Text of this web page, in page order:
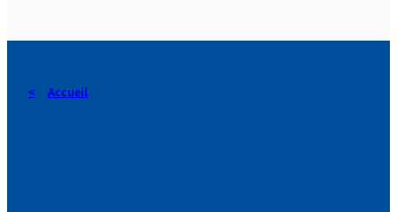
Accueil